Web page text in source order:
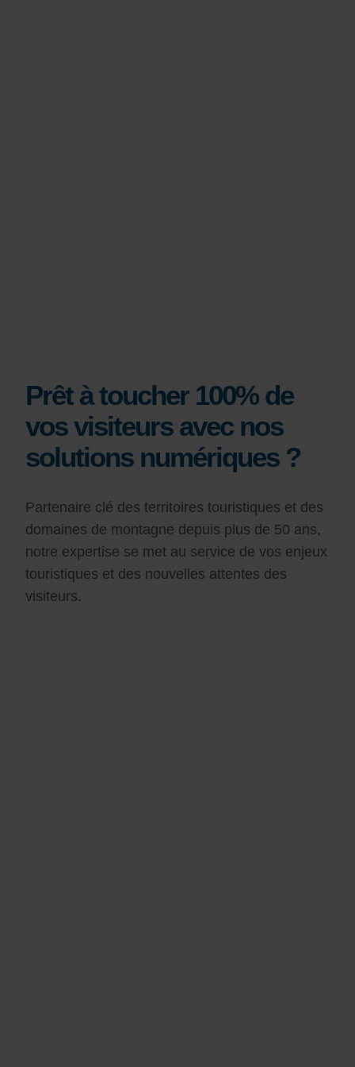
Prêt à toucher 100% de
vos visiteurs avec nos
solutions numériques ?
Partenaire clé des territoires touristiques et des
domaines de montagne depuis plus de 50 ans,
notre expertise se met au service de vos enjeux
touristiques et des nouvelles attentes des
visiteurs.